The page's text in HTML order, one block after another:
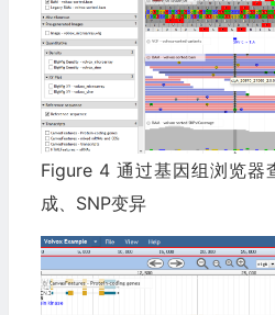
Figure 4 通过基因组浏览器
成、SNP变异